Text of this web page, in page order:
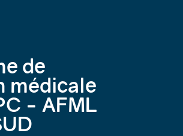
de
médicale
- AFML